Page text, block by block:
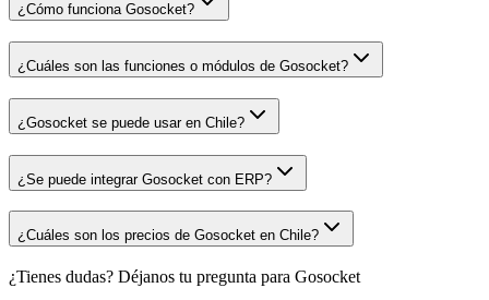
¿Cómo funciona Gosocket?
¿Cuáles son las funciones o módulos de Gosocket?
¿Gosocket se puede usar en Chile?
¿Se puede integrar Gosocket con ERP?
¿Cuáles son los precios de Gosocket en Chile?
¿Tienes dudas? Déjanos tu pregunta para Gosocket